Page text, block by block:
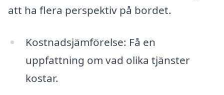
att ha flera perspektiv på bordet.
Kostnadsjämförelse: Få en
uppfattning om vad olika tjänster
kostar.